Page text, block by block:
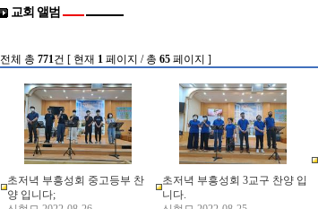
교회 앨범
전체 총 771건 [ 현재 1 페이지 / 총 65 페이지 ]
초저녁 부흥성회 중고등부 찬
양 입니다;
초저녁 부흥성회 3교구 찬양 입
니다.